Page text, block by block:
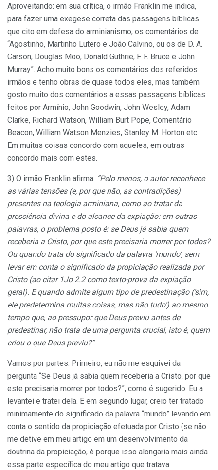
Aproveitando: em sua crítica, o irmão Franklin me indica,
para fazer uma exegese correta das passagens bíblicas
que cito em defesa do arminianismo, os comentários de
“Agostinho, Martinho Lutero e João Calvino, ou os de D. A.
Carson, Douglas Moo, Donald Guthrie, F. F. Bruce e John
Murray”. Acho muito bons os comentários dos referidos
irmãos e tenho obras de quase todos eles, mas também
gosto muito dos comentários a essas passagens bíblicas
feitos por Armínio, John Goodwin, John Wesley, Adam
Clarke, Richard Watson, William Burt Pope, Comentário
Beacon, William Watson Menzies, Stanley M. Horton etc.
Em muitas coisas concordo com aqueles, em outras
concordo mais com estes.
3) O irmão Franklin afirma: “Pelo menos, o autor reconhece
as várias tensões (e, por que não, as contradições)
presentes na teologia arminiana, como ao tratar da
presciência divina e do alcance da expiação: em outras
palavras, o problema posto é: se Deus já sabia quem
receberia a Cristo, por que este precisaria morrer por todos?
Ou quando trata do significado da palavra ‘mundo’, sem
levar em conta o significado da propiciação realizada por
Cristo (ao citar 1Jo 2.2 como texto-prova da expiação
geral). E quando admite algum tipo de predestinação (‘sim,
ele predetermina muitas coisas, mas não tudo’) ao mesmo
tempo que, ao pressupor que Deus previu antes de
predestinar, não trata de uma pergunta crucial, isto é, quem
criou o que Deus previu?”.
Vamos por partes. Primeiro, eu não me esquivei da
pergunta “Se Deus já sabia quem receberia a Cristo, por que
este precisaria morrer por todos?”, como é sugerido. Eu a
levantei e tratei dela. E em segundo lugar, creio ter tratado
minimamente do significado da palavra “mundo” levando em
conta o sentido da propiciação efetuada por Cristo (se não
me detive em meu artigo em um desenvolvimento da
doutrina da propiciação, é porque isso alongaria mais ainda
essa parte específica do meu artigo que tratava